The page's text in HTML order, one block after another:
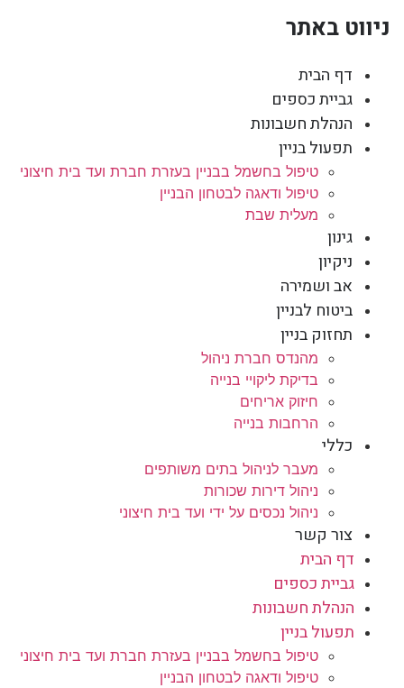
ניווט באתר
דף הבית
גביית כספים
הנהלת חשבונות
תפעול בניין
טיפול בחשמל בבניין בעזרת חברת ועד בית חיצוני
טיפול ודאגה לבטחון הבניין
מעלית שבת
גינון
ניקיון
אב ושמירה
ביטוח לבניין
תחזוק בניין
מהנדס חברת ניהול
בדיקת ליקויי בנייה
חיזוק אריחים
הרחבות בנייה
כללי
מעבר לניהול בתים משותפים
ניהול דירות שכורות
ניהול נכסים על ידי ועד בית חיצוני
צור קשר
דף הבית
גביית כספים
הנהלת חשבונות
תפעול בניין
טיפול בחשמל בבניין בעזרת חברת ועד בית חיצוני
טיפול ודאגה לבטחון הבניין